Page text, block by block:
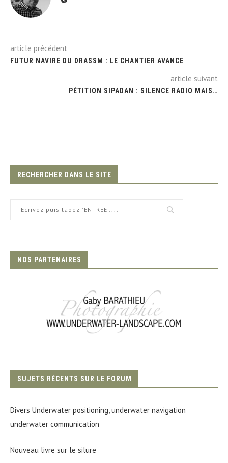
article précédent
FUTUR NAVIRE DU DRASSM : LE CHANTIER AVANCE
article suivant
PÉTITION SIPADAN : SILENCE RADIO MAIS…
RECHERCHER DANS LE SITE
NOS PARTENAIRES
SUJETS RÉCENTS SUR LE FORUM
Divers Underwater positioning, underwater navigation
underwater communication
Nouveau livre sur le silure